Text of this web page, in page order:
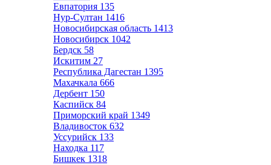
Евпатория 135
Нур-Султан 1416
Новосибирская область 1413
Новосибирск 1042
Бердск 58
Искитим 27
Республика Дагестан 1395
Махачкала 666
Дербент 150
Каспийск 84
Приморский край 1349
Владивосток 632
Уссурийск 133
Находка 117
Бишкек 1318